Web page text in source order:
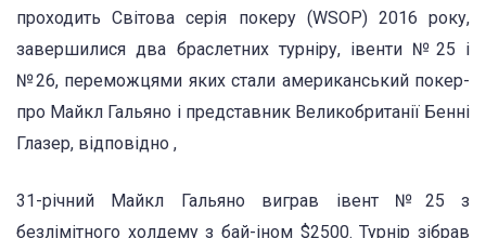
проходить Світова серія покеру (WSOP) 2016 року,
завершилися два браслетних турніру, івенти №25 і
№26, переможцями яких стали американський покер-
про Майкл Гальяно і представник Великобританії Бенні
Глазер, відповідно ,
31-річний Майкл Гальяно виграв івент №25 з
безлімітного холдему з бай-іном $2500. Турнір зібрав